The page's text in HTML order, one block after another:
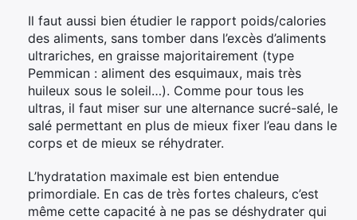
Il faut aussi bien étudier le rapport poids/calories
des aliments, sans tomber dans l’excès d’aliments
ultrariches, en graisse majoritairement (type
Pemmican : aliment des esquimaux, mais très
huileux sous le soleil…). Comme pour tous les
ultras, il faut miser sur une alternance sucré-salé, le
salé permettant en plus de mieux fixer l’eau dans le
corps et de mieux se réhydrater.
L’hydratation maximale est bien entendue
primordiale. En cas de très fortes chaleurs, c’est
même cette capacité à ne pas se déshydrater qui